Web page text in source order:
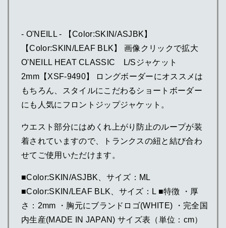
- O'NEILL - 【Color:SKIN/ASJBK】
【Color:SKIN/LEAF BLK】 画像クリックで拡大
O'NEILL HEAT CLASSIC L/Sジャケット
2mm【XSF-9490】 ロングボーダーにオススメは
もちろん、スタイルにこだわるショートボーダー
にも人気にフロントジップジャケット。
ウエスト部分にはめくれ上がり防止のループが装
着されていますので、トランクスの紐と結び合わ
せてご使用いただけます。
■Color:SKIN/ASJBK、サイズ：ML
■Color:SKIN/LEAF BLK、サイズ：L ■特徴 ・厚
さ：2mm ・胸元にブランドロゴ(WHITE) ・完全国
内生産(MADE IN JAPAN) サイズ表（単位：cm）